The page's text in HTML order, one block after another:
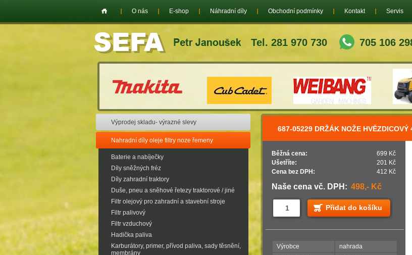
Tel. 281 970 730 705 106
O nás E-shop Náhradní díly Obchodní podmínky Kontakt Servis
Výprodej skladu- výrazné slevy
Nahradní díly oleje filtry noze řemeny
Baterie a nabíječky
Díly sněžných fréz
Díly zahradní traktory
Duše, pneu a sněhové řetezy traktorové / jiné
Filtr olejový pro zahradní a stavební stroje
Filtr palivový
Filtr vzduchový
Hadička paliva
Karburátory, primer, přívod paliva, sady těsnění,
membrány
687-05229 DRŽÁK NOŽE HVĚZDICOVÝ
Běžná cena:
699 Kč
Ušetříte:
201 Kč
Cena bez DPH:
412 Kč
Naše cena vč. DPH: 498,- Kč
Přidat do košíku
Výrobce
nahrada